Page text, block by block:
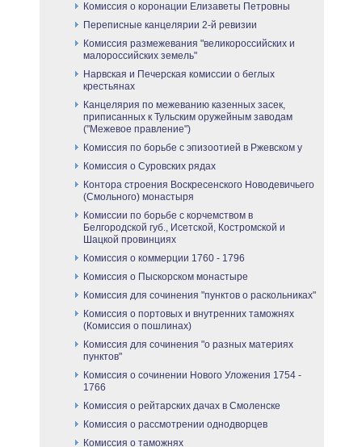
Комиссия о коронации Елизаветы Петровны
Переписные канцелярии 2-й ревизии
Комиссия размежевания "великороссийских и
малороссийских земель"
Нарвская и Печерская комиссии о беглых
крестьянах
Канцелярия по межеванию казенных засек,
приписанных к Тульским оружейным заводам
("Межевое правление")
Комиссия по борьбе с эпизоотией в Ржевском у
Комиссия о Суровских рядах
Контора строения Воскресенского Новодевичьего
(Смольного) монастыря
Комиссии по борьбе с корчемством в
Белгородской губ., Исетской, Костромской и
Шацкой провинциях
Комиссия о коммерции 1760 - 1796
Комиссия о Пыскорском монастыре
Комиссия для сочинения "пунктов о раскольниках"
Комиссия о портовых и внутренних таможнях
(Комиссия о пошлинах)
Комиссия для сочинения "о разных материях
пунктов"
Комиссия о сочинении Нового Уложения 1754 -
1766
Комиссия о рейтарских дачах в Смоленске
Комиссия о рассмотрении однодворцев
Комиссия о таможнях